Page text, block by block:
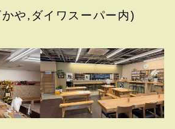
や,ダイワスーパー内)